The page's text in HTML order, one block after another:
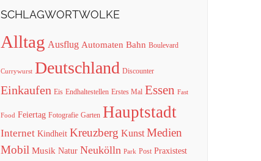
SCHLAGWORTWOLKE
Alltag Ausflug Automaten Bahn Boulevard
Currywurst Deutschland Discounter
Einkaufen Eis Endhaltestellen Erstes Mal Essen Fast
Food Feiertag Fotografie Garten Hauptstadt
Internet Kindheit Kreuzberg Kunst Medien
Mobil Musik Natur Neukölln Park Post Praxistest